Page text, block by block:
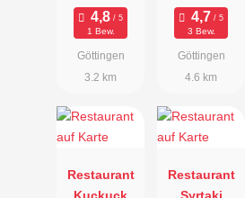
1 Bew.
Göttingen
3.2 km
3 Bew.
Göttingen
4.6 km
Restaurant
Restaurant